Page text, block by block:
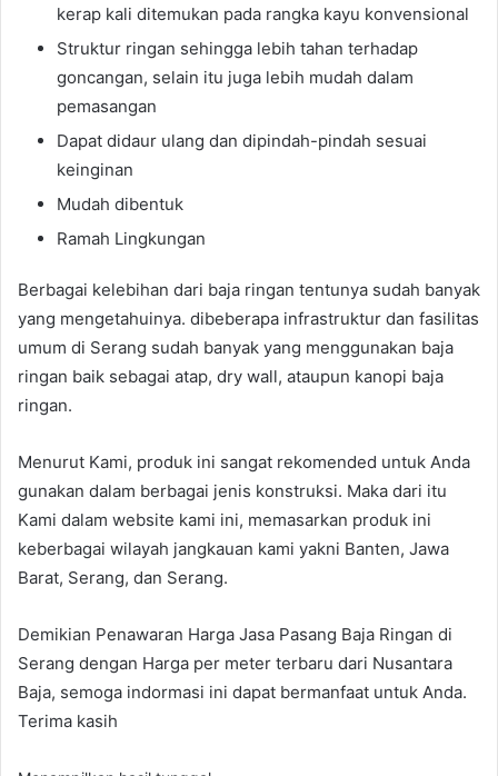
kerap kali ditemukan pada rangka kayu konvensional
Struktur ringan sehingga lebih tahan terhadap
goncangan, selain itu juga lebih mudah dalam
pemasangan
Dapat didaur ulang dan dipindah-pindah sesuai
keinginan
Mudah dibentuk
Ramah Lingkungan
Berbagai kelebihan dari baja ringan tentunya sudah banyak
yang mengetahuinya. dibeberapa infrastruktur dan fasilitas
umum di Serang sudah banyak yang menggunakan baja
ringan baik sebagai atap, dry wall, ataupun kanopi baja
ringan.
Menurut Kami, produk ini sangat rekomended untuk Anda
gunakan dalam berbagai jenis konstruksi. Maka dari itu
Kami dalam website kami ini, memasarkan produk ini
keberbagai wilayah jangkauan kami yakni Banten, Jawa
Barat, Serang, dan Serang.
Demikian Penawaran Harga Jasa Pasang Baja Ringan di
Serang dengan Harga per meter terbaru dari Nusantara
Baja, semoga indormasi ini dapat bermanfaat untuk Anda.
Terima kasih